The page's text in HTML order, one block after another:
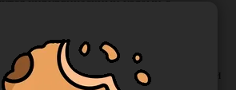
мануальной техники
с помощью инструментов.
II), MonoPlus (МоноПлюс)
МОНОСОРБ с атравматическими